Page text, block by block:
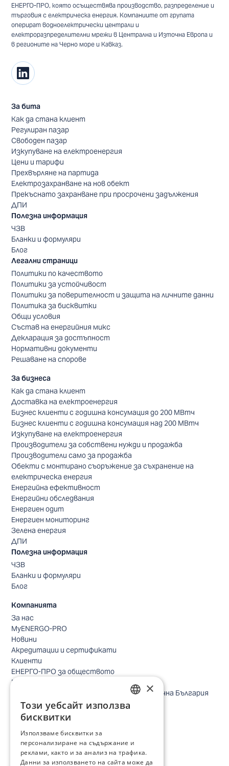
ЕНЕРГО-ПРО, която осъществява производство, разпределение и
търговия с електрическа енергия. Компаниите от групата
оперират водноелектрически централи и
електроразпределителни мрежи в Централна и Източна Европа и
в регионите на Черно море и Кавказ.
За бита
Как да стана клиент
Регулиран пазар
Свободен пазар
Изкупуване на електроенергия
Цени и тарифи
Прехвърляне на партида
Електрозахранване на нов обект
Прекъснато захранване при просрочени задължения
ДПИ
Полезна информация
ЧЗВ
Бланки и формуляри
Блог
Легални страници
Политики по качеството
Политики за устойчивост
Политики за поверителност и защита на личните данни
Политика за бисквитки
Общи условия
Състав на енергийния микс
Декларация за достъпност
Нормативни документи
Решаване на спорове
За бизнеса
Как да стана клиент
Доставка на електроенергия
Бизнес клиенти с годишна консумация до 200 МВтч
Бизнес клиенти с годишна консумация над 200 МВтч
Изкупуване на електроенергия
Производители за собствени нужди и продажба
Производители само за продажба
Обекти с монтирано съоръжение за съхранение на
електрическа енергия
Енергийна ефективност
Енергийни обследвания
Енергиен одит
Енергиен мониторинг
Зелена енергия
ДПИ
Полезна информация
ЧЗВ
Бланки и формуляри
Блог
Компанията
За нас
MyENERGO-PRO
Новини
Акредитации и сертификати
Клиенти
ЕНЕРГО-ПРО за обществото
Реализирани проекти
Безопасно небе за птиците в Североизточна България
Безопасност
Контакти бизнес клиенти
Локации
Кариери
Процес по подбор
BULGARIAN
×
Този уебсайт използва
бисквитки
Използваме бисквитки за
персонализиране на съдържание и
реклами, както и за анализ на трафика.
Данни за използването на сайта може да